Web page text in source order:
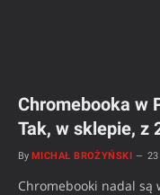
Chromebooka w
Tak, w sklepie, z
By MICHAŁ BROŻYŃSKI
Chromebooki nadal są